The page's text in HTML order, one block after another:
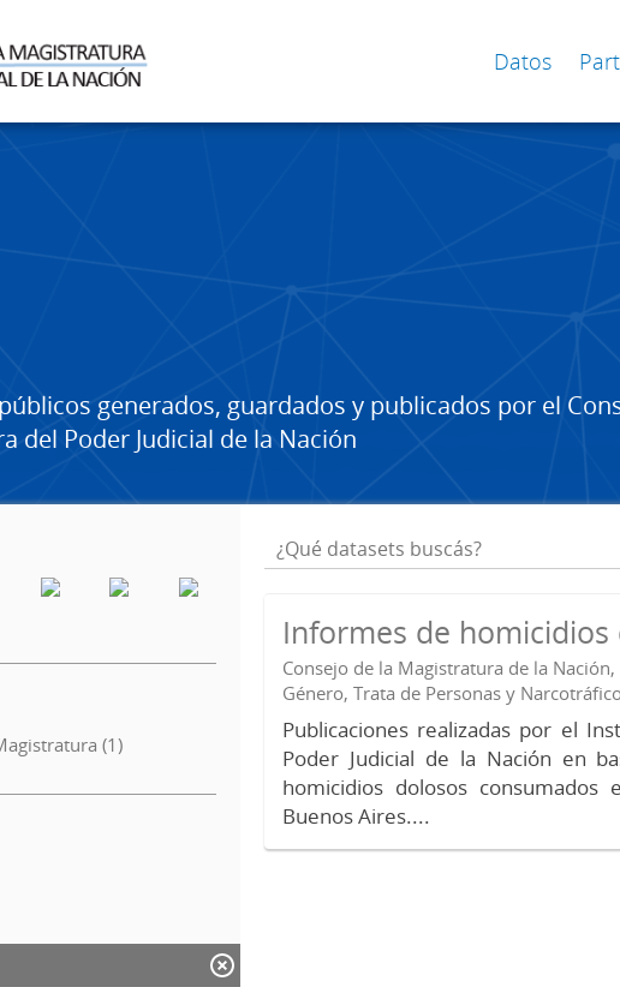
Datos
generados, guardados y publicados por el
del Poder Judicial de la Nación
(1)
Informes de homicidios
Consejo de la Magistratura de la
Género, Trata de Personas y Narcotráfico
Publicaciones realizadas por el
Poder Judicial de la Nación en
homicidios dolosos
Buenos Aires....